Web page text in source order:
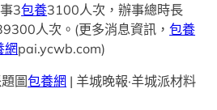
3包養3100人次，辦事總時長
人次。(更多消息資訊，包養
網pai.ycwb.com)
圖包養網 | 羊城晚報·羊城派材料